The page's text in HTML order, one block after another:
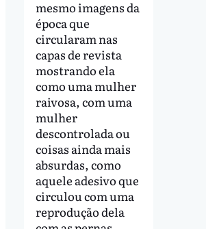
mesmo imagens da
época que
circularam nas
capas de revista
mostrando ela
como uma mulher
raivosa, com uma
mulher
descontrolada ou
coisas ainda mais
absurdas, como
aquele adesivo que
circulou com uma
reprodução dela